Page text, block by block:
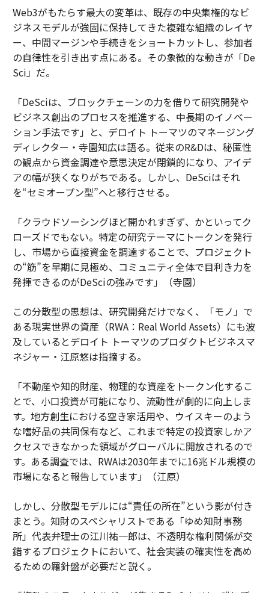
Web3がもたらす最大の変革は、既存の中央集権的なビ
ジネスモデルが強固に保持してきた複雑な組織のレイヤ
ー、中間マージンや手続きをショートカットし、参加者
の自律性を引き出す点にある。その象徴的な動きが「De
Sci」だ。
「DeSciは、ブロックチェーンの力を借りて研究開発や
ビジネス創出のプロセスを推進する、中長期のイノベー
ション手法です」と、デロイト トーマツのマネージング
ディレクター・寺園知広は語る。従来のR&Dは、秘匿性
の観点から資金調達や意思決定が閉鎖的になり、アイデ
アの幅が狭くなりがちである。しかし、DeSciはそれ
を“セミオープン型”へと移行させる。
「クラウドソーシングほど開かれすぎず、かといってク
ローズドでもない。特定の研究テーマにトークンを発行
し、市場から直接資金を調達することで、プロジェクト
の“筋”を早期に見極め、コミュニティ全体で目利き力を
発揮できるのがDeSciの強みです」（寺園）
この分散型の思想は、研究開発だけでなく、「モノ」で
ある現実世界の資産（RWA：Real World Assets）にも波
及しているとデロイト トーマツのプロダクトビジネスマ
ネジャー・江原悠は指摘する。
「不動産や知的財産、物理的な資産をトークン化するこ
とで、小口投資が可能になり、流動性が劇的に向上しま
す。地方創生における空き家活用や、ウイスキーのよう
な嗜好品の共同保有など、これまで特定の投資家しかア
クセスできなかった領域がグローバルに開放されるので
す。ある調査では、RWAは2030年までに16兆ドル規模の
市場になると報告しています」（江原）
しかし、分散型モデルには“責任の所在”という影が付き
まとう。知財のスペシャリストである「ゆめ知財事務
所」代表弁理士の江川祐一郎は、不透明な権利関係が交
錯するプロジェクトにおいて、社会実装の確実性を高め
るための羅針盤が必要だと説く。